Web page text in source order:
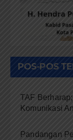
POS-POS
TAF
Komunikasi
Pandangan